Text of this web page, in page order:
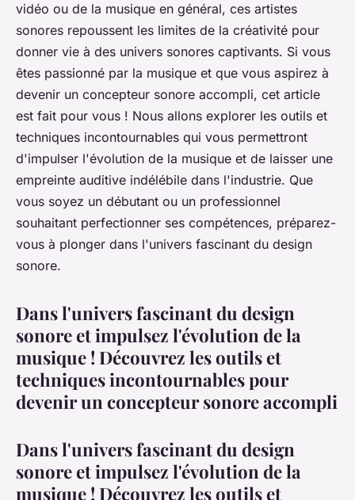
vidéo ou de la musique en général, ces artistes
sonores repoussent les limites de la créativité pour
donner vie à des univers sonores captivants. Si vous
êtes passionné par la musique et que vous aspirez à
devenir un concepteur sonore accompli, cet article
est fait pour vous ! Nous allons explorer les outils et
techniques incontournables qui vous permettront
d'impulser l'évolution de la musique et de laisser une
empreinte auditive indélébile dans l'industrie. Que
vous soyez un débutant ou un professionnel
souhaitant perfectionner ses compétences, préparez-
vous à plonger dans l'univers fascinant du design
sonore.
Dans l'univers fascinant du design
sonore et impulsez l'évolution de la
musique ! Découvrez les outils et
techniques incontournables pour
devenir un concepteur sonore accompli
Dans l'univers fascinant du design
sonore et impulsez l'évolution de la
musique ! Découvrez les outils et